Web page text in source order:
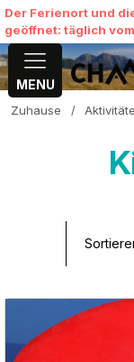
Der Ferienort und
geöffnet: täglich
MENU
Zuhause /